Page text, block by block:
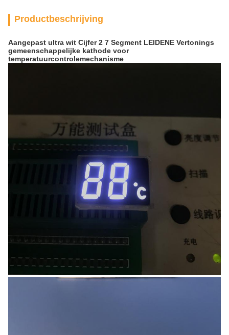
Productbeschrijving
Aangepast ultra wit Cijfer 2 7 Segment LEIDENE Vertonings
gemeenschappelijke kathode voor
temperatuurcontrolemechanisme